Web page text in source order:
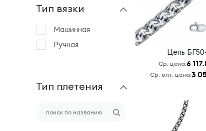
Тип вязки
Машинная
Ручная
Тип плетения
Цепь
Ср. цена:6
Ср. опт. цена:3